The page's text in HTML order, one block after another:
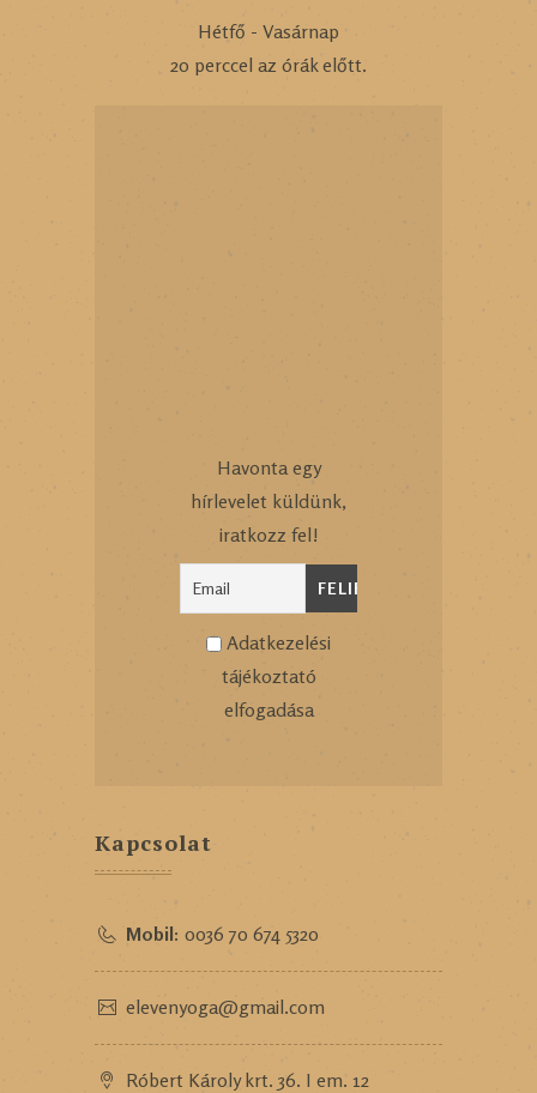
Hétfő - Vasárnap
20 perccel az órák előtt.
Havonta egy
hírlevelet küldünk,
iratkozz fel!
Adatkezelési
tájékoztató
elfogadása
Kapcsolat
Mobil: 0036 70 674 5320
elevenyoga@gmail.com
Róbert Károly krt. 36. I em. 12